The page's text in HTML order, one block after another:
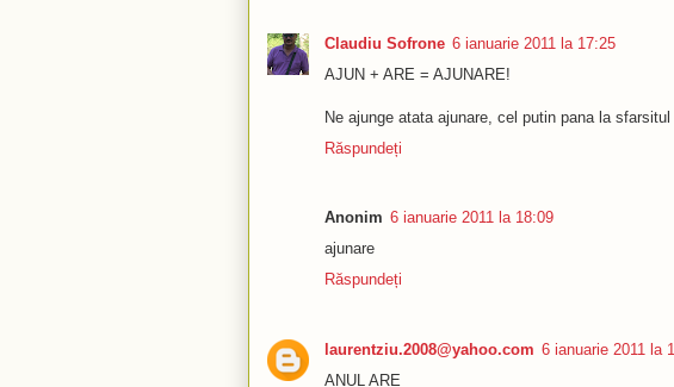
Claudiu Sofrone 6 ianuarie 2011 la 17:25
AJUN + ARE = AJUNARE!
Ne ajunge atata ajunare, cel putin pana la
Răspundeți
Anonim 6 ianuarie 2011 la 18:09
ajunare
Răspundeți
laurentziu.2008@yahoo.com 6 ianuarie 2011 la
ANUL ARE